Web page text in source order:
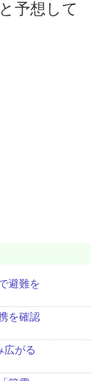
予想して
避難を
を確認
広がる